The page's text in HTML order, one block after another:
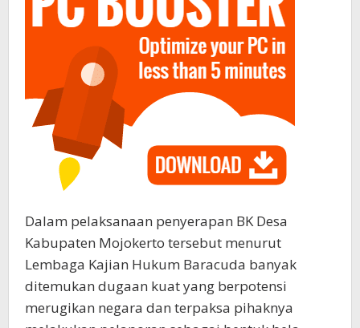
Dalam pelaksanaan penyerapan BK Desa
Kabupaten Mojokerto tersebut menurut
Lembaga Kajian Hukum Baracuda banyak
ditemukan dugaan kuat yang berpotensi
merugikan negara dan terpaksa pihaknya